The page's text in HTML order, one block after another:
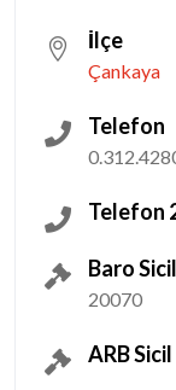
İlçe
Çankaya
Telefon
Telefon
Baro Sicil
20070
ARB Sicil